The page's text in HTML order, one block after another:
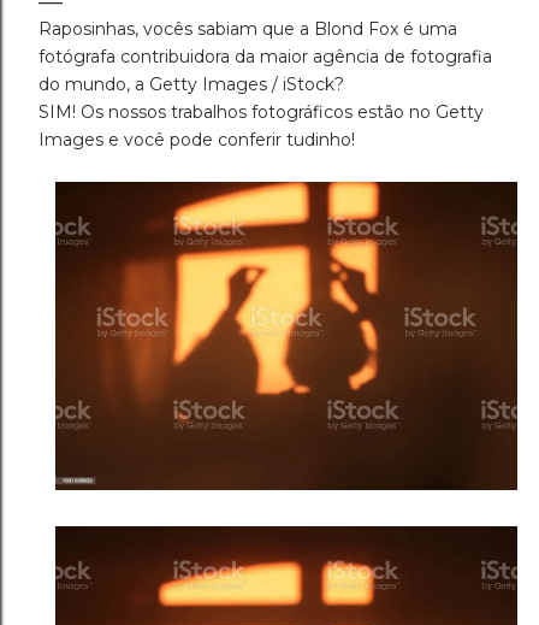
Raposinhas, vocês sabiam que a Blond Fox é uma
fotógrafa contribuidora da maior agência de fotografia
do mundo, a Getty Images / iStock?
SIM! Os nossos trabalhos fotográficos estão no Getty
Images e você pode conferir tudinho!